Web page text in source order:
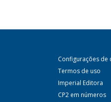
Configurações de
Termos de uso
Imperial Editora
CP2 em números